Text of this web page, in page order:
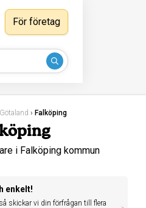
För företag
› Falköping
i Falköping kommun
enkelt!
skickar vi din förfrågan till flera